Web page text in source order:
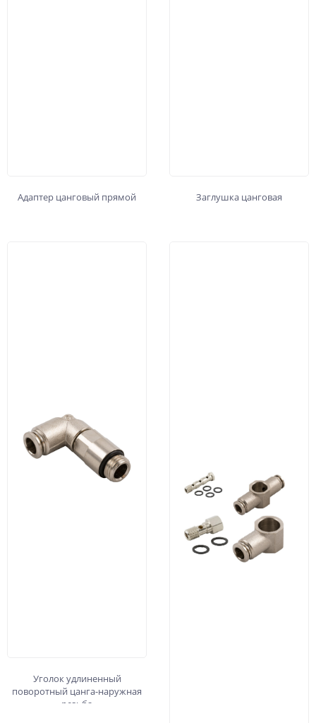
Адаптер цанговый прямой Заглушка цанговая
Уголок удлиненный
поворотный цанга-наружная
резьба